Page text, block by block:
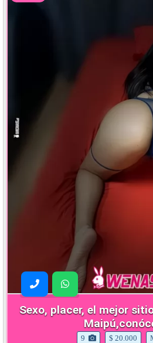
Sexo, placer, el mejor
9 $ 20.000